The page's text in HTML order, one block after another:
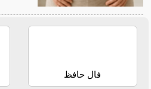
فال حافظ